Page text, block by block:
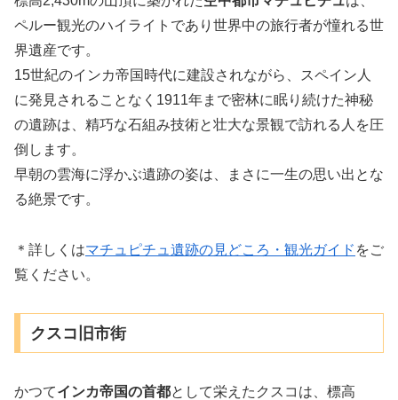
ペルー観光のハイライトであり世界中の旅行者が憧れる世
界遺産です。
15世紀のインカ帝国時代に建設されながら、スペイン人
に発見されることなく1911年まで密林に眠り続けた神秘
の遺跡は、精巧な石組み技術と壮大な景観で訪れる人を圧
倒します。
早朝の雲海に浮かぶ遺跡の姿は、まさに一生の思い出とな
る絶景です。
＊詳しくはマチュピチュ遺跡の見どころ・観光ガイド をご
覧ください。
クスコ旧市街
かつてインカ帝国の首都として栄えたクスコは、標高